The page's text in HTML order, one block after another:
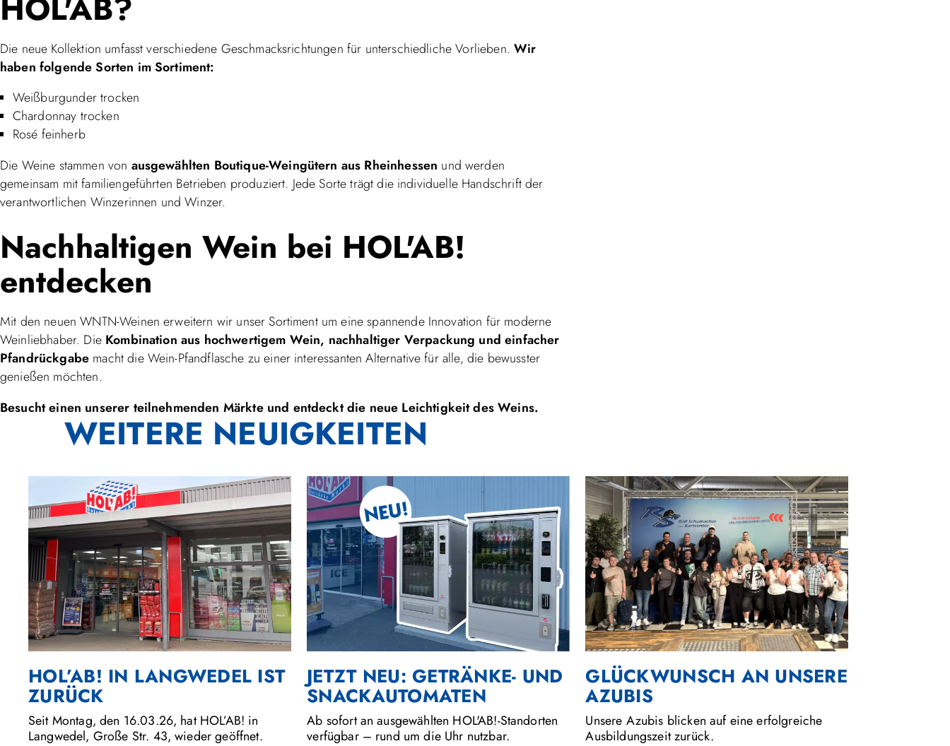
Die neue Kollektion umfasst verschiedene Geschmacksrichtungen für unterschiedliche Vorlieben.Wir
haben folgende Sorten im Sortiment:
Weißburgunder trocken
Chardonnay trocken
Rosé feinherb
Die Weine stammen von ausgewählten Boutique-Weingütern aus Rheinhessen und werden
gemeinsam mit familiengeführten Betrieben produziert. Jede Sorte trägt die individuelle Handschrift der
verantwortlichen Winzerinnen und Winzer.
Nachhaltigen Wein bei HOL'AB!
entdecken
Mit den neuen WNTN-Weinen erweitern wir unser Sortiment um eine spannende Innovation für moderne
Weinliebhaber. Die Kombination aus hochwertigem Wein, nachhaltiger Verpackung und einfacher
Pfandrückgabe macht die Wein-Pfandflasche zu einer interessanten Alternative für alle, die bewusster
genießen möchten.
Besucht einen unserer teilnehmenden Märkte und entdeckt die neue Leichtigkeit des Weins.
WEITERE NEUIGKEITEN
HOL’AB! IN LANGWEDEL IST
ZURÜCK
Seit Montag, den 16.03.26, hat HOL’AB! in
Langwedel, Große Str. 43, wieder geöffnet.
JETZT NEU: GETRÄNKE- UND
SNACKAUTOMATEN
Ab sofort an ausgewählten HOL'AB!-Standorten
verfügbar – rund um die Uhr nutzbar.
GLÜCKWUNSCH AN UNSERE
AZUBIS
Unsere Azubis blicken auf eine erfolgreiche
Ausbildungszeit zurück.